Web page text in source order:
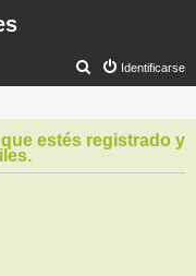
Identificarse
s
c
a
estés registrado y